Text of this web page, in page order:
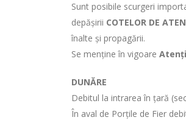
Sunt posibile scurgeri
depășirii COTELOR DE
înalte și propagării.
Se menține în vigoare
DUNĂRE
Debitul la intrarea în țară
În aval de Porțile de Fier